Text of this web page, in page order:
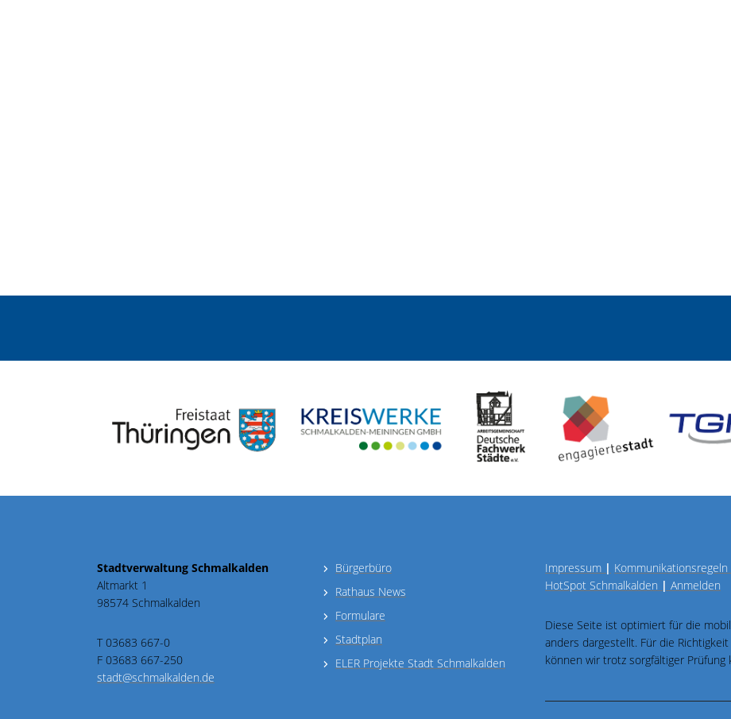
Stadtverwaltung Schmalkalden
Altmarkt 1
98574 Schmalkalden
T 03683 667-0
F 03683 667-250
stadt@schmalkalden.de
Bürgerbüro
Rathaus News
Formulare
Stadtplan
ELER Projekte Stadt Schmalkalden
Impressum | Kommunikationsregeln
HotSpot Schmalkalden | Anmelden
Diese Seite ist optimiert für die
anders dargestellt. Für die
können wir trotz sorgfältiger